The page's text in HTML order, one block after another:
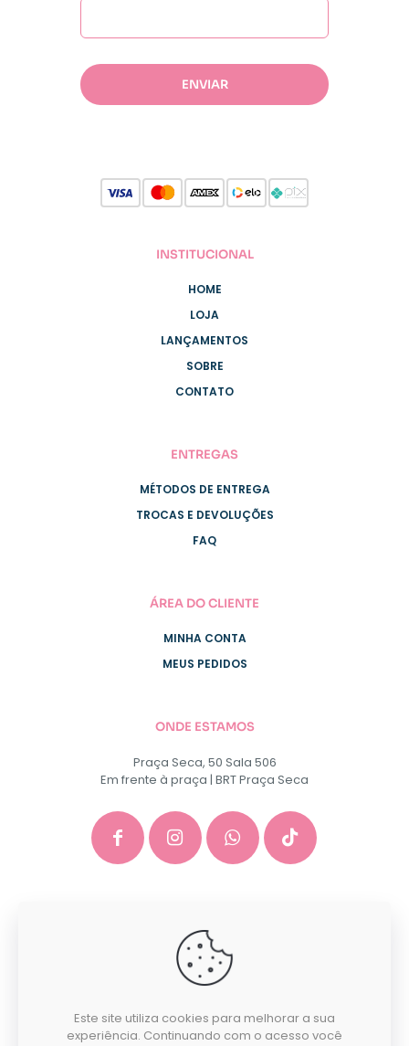
INSTITUCIONAL
HOME
LOJA
LANÇAMENTOS
SOBRE
CONTATO
ENTREGAS
MÉTODOS DE ENTREGA
TROCAS E DEVOLUÇÕES
FAQ
ÁREA DO CLIENTE
MINHA CONTA
MEUS PEDIDOS
ONDE ESTAMOS
Praça Seca, 50 Sala 506
Em frente à praça | BRT Praça Seca
GACEP SERVICOS E COMERCIO DE INFORMATICA E
PAPELARIA EIRELI - CNPJ: 35.581.130/0001-40
Este site utiliza cookies para melhorar a sua
experiência. Continuando com o acesso você